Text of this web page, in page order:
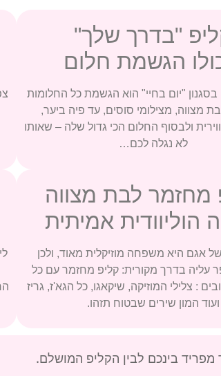
"בדרך שלך"
הגשמת חלום
בסגנון "יום בחיי" הוא הגשמת כל החלומות
מצווה, מצילומי סוסים, עד פיה ביער,
ולבסוף החלום הכי גדול שלה – שאותו
לא נגלה לכם…
מחזמר לבת מצווה
הוליוודית אמיתית
אגם היא משפחה מוזיקלית מאוד, ולכן
עליה בדרך מקורית: קליפ מחזמר עם כל
: צלילי המוזיקה, שיקאגו, כל הגא'ז, גריז
ועוד המון שירים שבטוח תזהו.
מפריד בינכם לבין הקליפ המושלם.